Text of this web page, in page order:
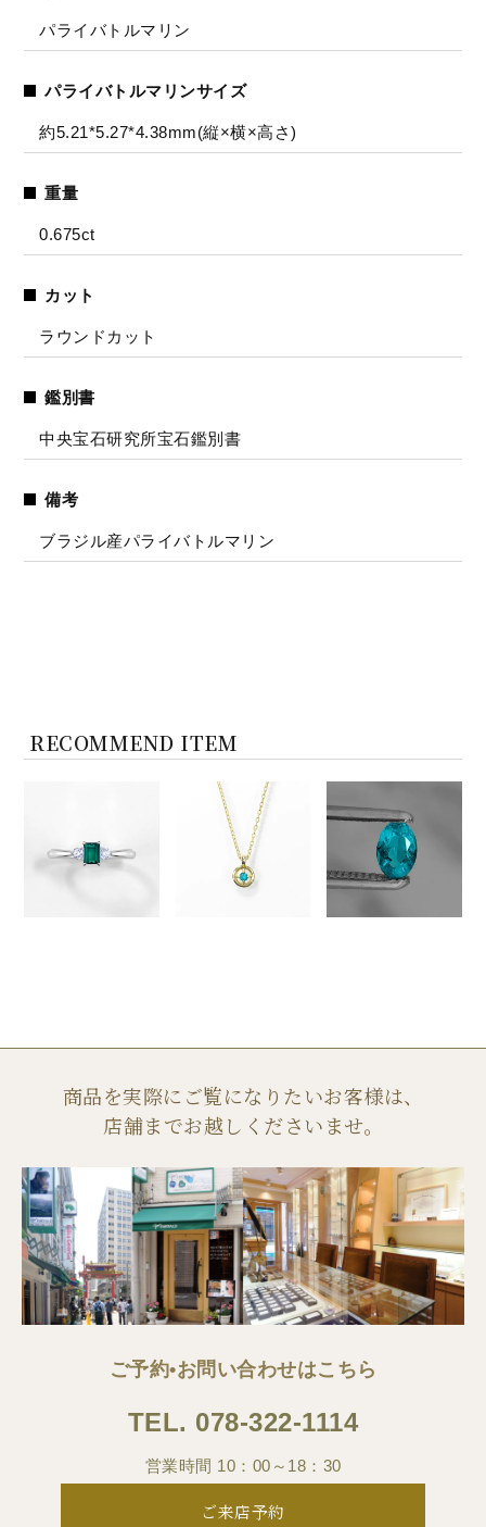
パライバトルマリン
パライバトルマリンサイズ
約5.21*5.27*4.38mm(縦×横×高さ)
重量
0.675ct
カット
ラウンドカット
鑑別書
中央宝石研究所宝石鑑別書
備考
ブラジル産パライバトルマリン
RECOMMEND ITEM
商品を実際にご覧になりたいお客様は、
店舗までお越しくださいませ。
ご予約•お問い合わせはこちら
TEL. 078-322-1114
営業時間 10：00～18：30
ご来店予約